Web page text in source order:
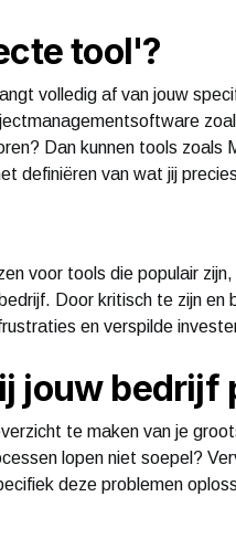
tool'?
volledig af van jouw
Dan kunnen tools zoals
definiëren van wat jij
voor tools die populair
Door kritisch te zijn en
en verspilde
jouw bedrijf
te maken van je
lopen niet soepel?
deze problemen